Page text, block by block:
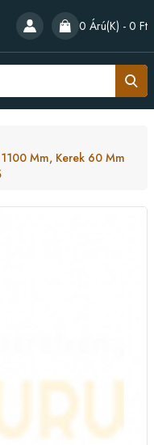
0 Árú(k) - 0 Ft
Mm, Kerek 60 Mm